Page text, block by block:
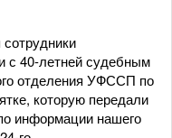
с 40-летней судебным
отделения УФССП по
которую передали
информации нашего